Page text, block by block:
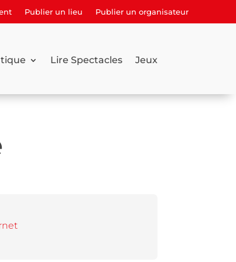
Publier un lieu Publier un organisateur
Lire Spectacles Jeux